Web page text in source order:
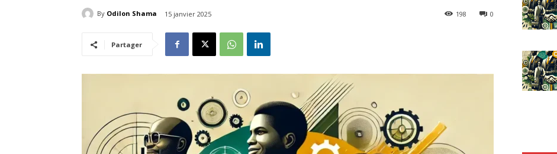
By Odilon Shama 15 janvier 2025 0
198
Partager